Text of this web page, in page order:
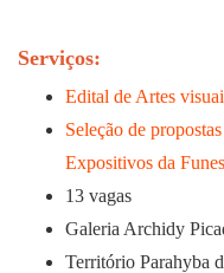
Serviços:
Edital de Artes
Seleção de
Expositivos da
13 vagas
Galeria Archidy
Território Parahyba